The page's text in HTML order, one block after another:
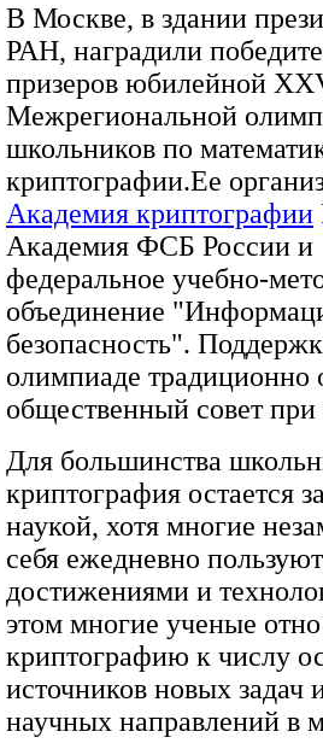
В Москве, в здании
РАН, наградили
призеров юбилейной
Межрегиональной
школьников по
криптографии.Ее
Академия криптографии
Академия ФСБ России и
федеральное учебно-
объединение
безопасность".
олимпиаде традиционно
общественный совет
Для большинства
криптография остается
наукой, хотя многие
себя ежедневно
достижениями и
этом многие ученые
криптографию к числу
источников новых задач
научных направлений в